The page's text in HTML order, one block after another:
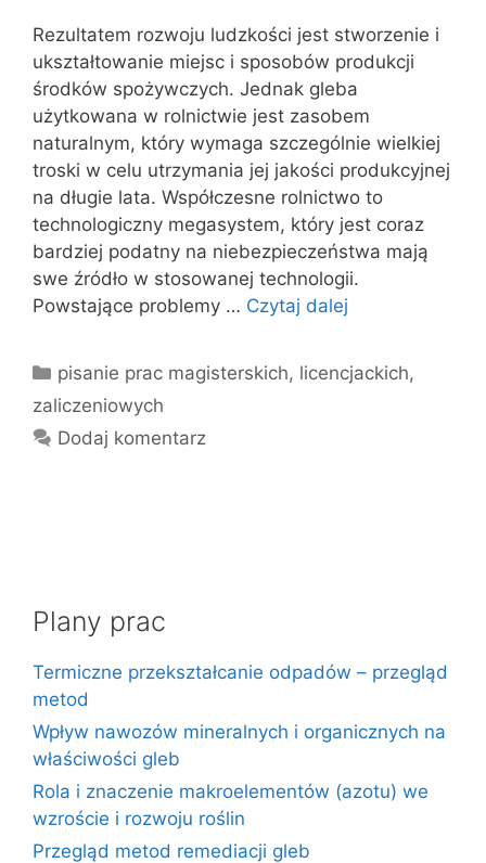
Rezultatem rozwoju ludzkości jest stworzenie i
ukształtowanie miejsc i sposobów produkcji
środków spożywczych. Jednak gleba
użytkowana w rolnictwie jest zasobem
naturalnym, który wymaga szczególnie wielkiej
troski w celu utrzymania jej jakości produkcyjnej
na długie lata. Współczesne rolnictwo to
technologiczny megasystem, który jest coraz
bardziej podatny na niebezpieczeństwa mają
swe źródło w stosowanej technologii.
Powstające problemy … Czytaj dalej
Kategorie
pisanie prac magisterskich, licencjackich,
zaliczeniowych
Dodaj komentarz
Plany prac
Termiczne przekształcanie odpadów – przegląd
metod
Wpływ nawozów mineralnych i organicznych na
właściwości gleb
Rola i znaczenie makroelementów (azotu) we
wzroście i rozwoju roślin
Przegląd metod remediacji gleb